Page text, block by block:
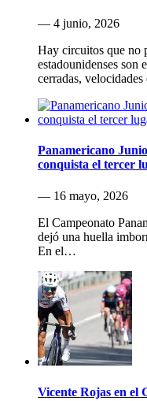
— 4 junio, 2026
Hay circuitos que no
estadounidenses son
cerradas,
Panamericano
conquista el tercer
— 16 mayo, 2026
El Campeonato
dejó una huella
En el…
Vicente Rojas en el